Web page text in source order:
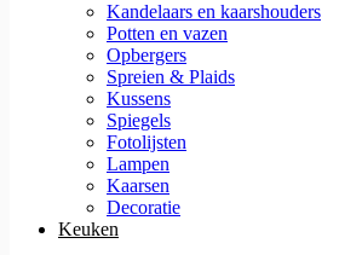
Kandelaars en kaarshouders
Potten en vazen
Opbergers
Spreien & Plaids
Kussens
Spiegels
Fotolijsten
Lampen
Kaarsen
Decoratie
Keuken